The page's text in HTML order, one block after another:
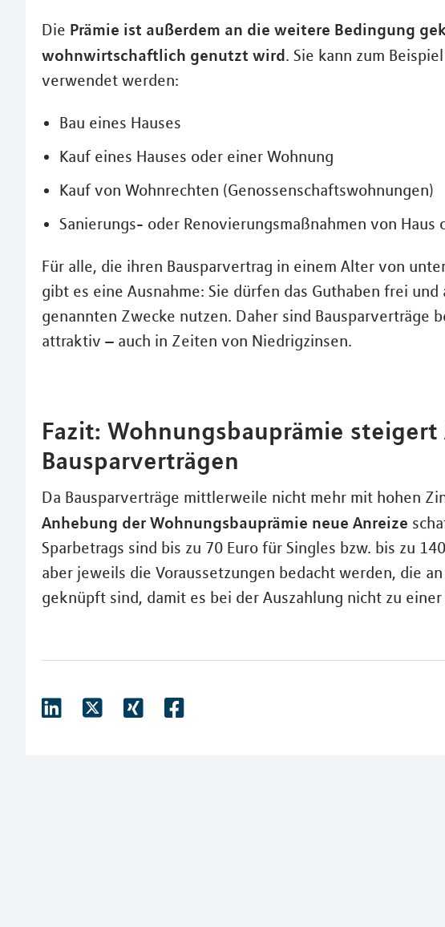
Die Prämie ist außerdem an die weitere Bedingung
wohnwirtschaftlich genutzt wird. Sie kann zum
verwendet werden:
Bau eines Hauses
Kauf eines Hauses oder einer Wohnung
Kauf von Wohnrechten (Genossenschaftswohnungen)
Sanierungs- oder Renovierungsmaßnahmen von Haus
Für alle, die ihren Bausparvertrag in einem Alter von
gibt es eine Ausnahme: Sie dürfen das Guthaben frei
genannten Zwecke nutzen. Daher sind Bausparverträge
attraktiv – auch in Zeiten von Niedrigzinsen.
Fazit: Wohnungsbauprämie
Bausparverträgen
Da Bausparverträge mittlerweile nicht mehr mit hohen
Anhebung der Wohnungsbauprämie neue Anreize
Sparbetrags sind bis zu 70 Euro für Singles bzw. bis zu
aber jeweils die Voraussetzungen bedacht werden, die
geknüpft sind, damit es bei der Auszahlung nicht zu